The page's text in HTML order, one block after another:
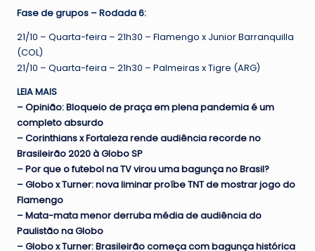
Fase de grupos – Rodada 6:
21/10 – Quarta-feira – 21h30 – Flamengo x Junior Barranquilla
(COL)
21/10 – Quarta-feira – 21h30 – Palmeiras x Tigre (ARG)
LEIA MAIS
–Opinião: Bloqueio de praça em plena pandemia é um
completo absurdo
–Corinthians x Fortaleza rende audiência recorde no
Brasileirão 2020 à Globo SP
–Por que o futebol na TV virou uma bagunça no Brasil?
–Globo x Turner: nova liminar proíbe TNT de mostrar jogo do
Flamengo
–Mata-mata menor derruba média de audiência do
Paulistão na Globo
–Globo x Turner: Brasileirão começa com bagunça histórica